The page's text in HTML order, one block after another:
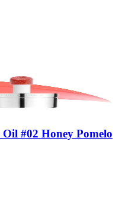
#02 Honey Pomelo